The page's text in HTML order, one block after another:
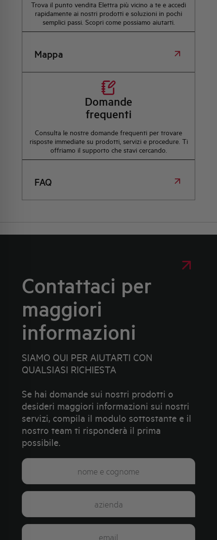
Trova il punto vendita Elettra più vicino a te e accedi
rapidamente ai nostri prodotti e soluzioni in pochi
semplici passi. Scopri come possiamo aiutarti.
Mappa
Domande
frequenti
Consulta le nostre domande frequenti per trovare
risposte immediate su prodotti, servizi e procedure. Ti
offriamo il supporto che stavi cercando.
FAQ
Contattaci per
maggiori
informazioni
SIAMO QUI PER AIUTARTI CON
QUALSIASI RICHIESTA
Se hai domande sui nostri prodotti o
desideri maggiori informazioni sui nostri
servizi, compila il modulo sottostante e il
nostro team ti risponderà il prima
possibile.